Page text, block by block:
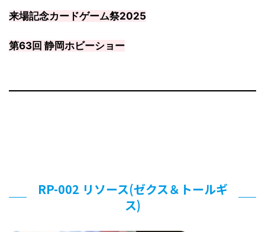
来場記念カードゲーム祭2025
第63回 静岡ホビーショー
RP-002 リソース(ゼクス＆トールギ
ス)